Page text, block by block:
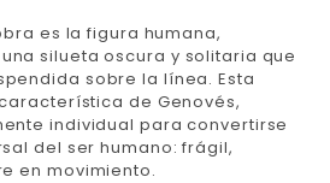
es la figura humana,
silueta oscura y solitaria que
sobre la línea. Esta
de Genovés,
individual para convertirse
del ser humano: frágil,
en movimiento.